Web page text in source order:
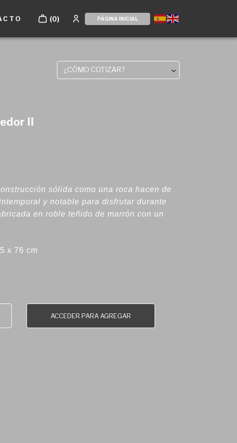
(0) PÁGINA INICIAL
¿CÓMO COTIZAR?
II
sólida como una roca hacen de
y notable para disfrutar durante
en roble teñido de marrón con un
x 76 cm
ACCEDER PARA AGREGAR